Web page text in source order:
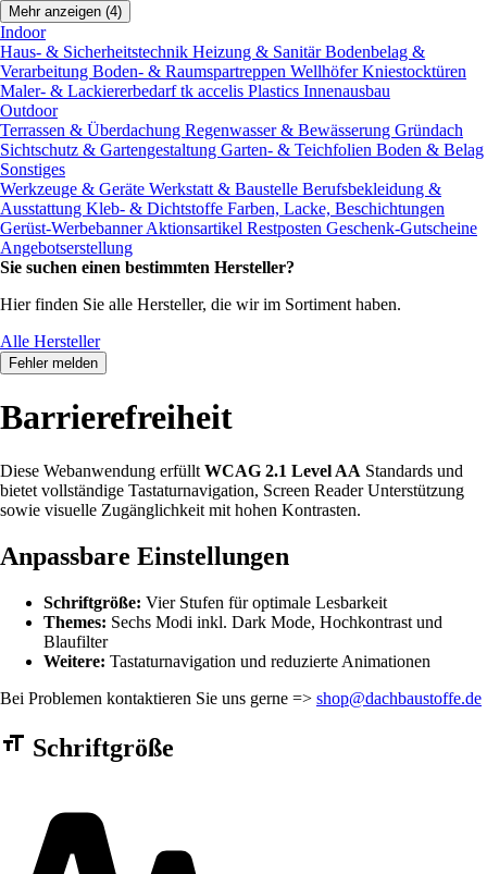
Mehr anzeigen (4)
Indoor
Haus- & Sicherheitstechnik Heizung & SanitärBodenbelag &
Verarbeitung Boden- & Raumspartreppen Wellhöfer Kniestocktüren
Maler- & Lackiererbedarftk accelis Plastics Innenausbau
Outdoor
Terrassen & Überdachung Regenwasser & Bewässerung Gründach
Sichtschutz & Gartengestaltung Garten- & Teichfolien Boden & Belag
Sonstiges
Werkzeuge & Geräte Werkstatt & Baustelle Berufsbekleidung &
Ausstattung Kleb- & Dichtstoffe Farben, Lacke, Beschichtungen
Gerüst-WerbebannerAktionsartikel Restposten Geschenk-Gutscheine
Angebotserstellung
Sie suchen einen bestimmten Hersteller?
Hier finden Sie alle Hersteller, die wir im Sortiment haben.
Alle Hersteller
Fehler melden
Barrierefreiheit
Diese Webanwendung erfüllt WCAG 2.1 Level AA Standards und
bietet vollständige Tastaturnavigation, Screen Reader Unterstützung
sowie visuelle Zugänglichkeit mit hohen Kontrasten.
Anpassbare Einstellungen
Schriftgröße: Vier Stufen für optimale Lesbarkeit
Themes: Sechs Modi inkl. Dark Mode, Hochkontrast und
Blaufilter
Weitere: Tastaturnavigation und reduzierte Animationen
Bei Problemen kontaktieren Sie uns gerne => shop@dachbaustoffe.de
Barrierefreiheit Einstellungen Formular
Schriftgröße